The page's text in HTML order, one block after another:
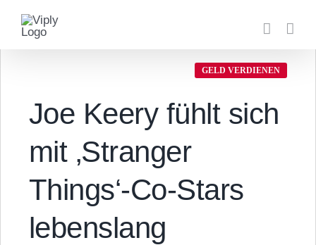
Inhalt
springen
GELD VERDIENEN
Joe Keery fühlt sich
mit ‚Stranger
Things‘-Co-Stars
lebenslang